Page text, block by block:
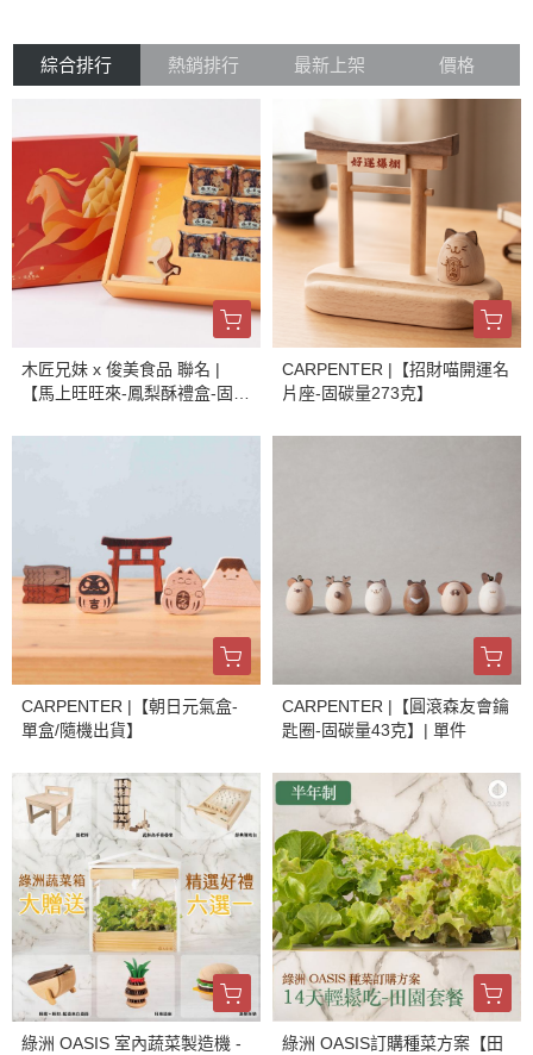
綜合排行 熱銷排行 最新上架 價格
木匠兄妹 x 俊美食品 聯名 |
【馬上旺旺來-鳳梨酥禮盒-固碳
CARPENTER |【招財喵開運名
片座-固碳量273克】
CARPENTER |【朝日元氣盒-
單盒/隨機出貨】
CARPENTER |【圓滾森友會鑰
匙圈-固碳量43克】| 單件
綠洲 OASIS 室內蔬菜製造機 -
綠洲 OASIS訂購種菜方案【田